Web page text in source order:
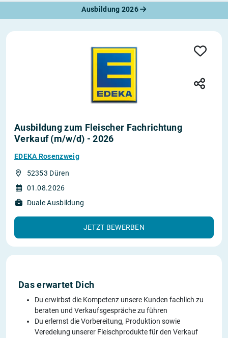
Ausbildung 2026
Ausbildung zum Fleischer Fachrichtung
Verkauf (m/w/d) - 2026
EDEKA Rosenzweig
52353 Düren
01.08.2026
Duale Ausbildung
JETZT BEWERBEN
Das erwartet Dich
Du erwirbst die Kompetenz unsere Kunden fachlich zu
beraten und Verkaufsgespräche zu führen
Du erlernst die Vorbereitung, Produktion sowie
Veredelung unserer Fleischprodukte für den Verkauf